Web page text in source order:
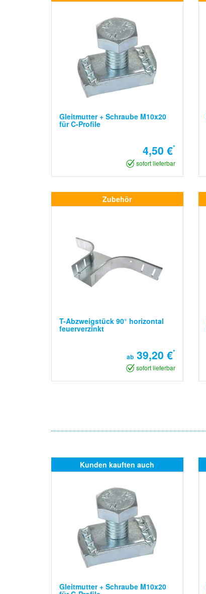
Gleitmutter + Schraube M10x20
für C-Profile
4,50 €*
sofort lieferbar
Zubehör
T-Abzweigstück 90° horizontal
feuerverzinkt
ab39,20 €*
sofort lieferbar
Kunden kauften auch
Gleitmutter + Schraube M10x20